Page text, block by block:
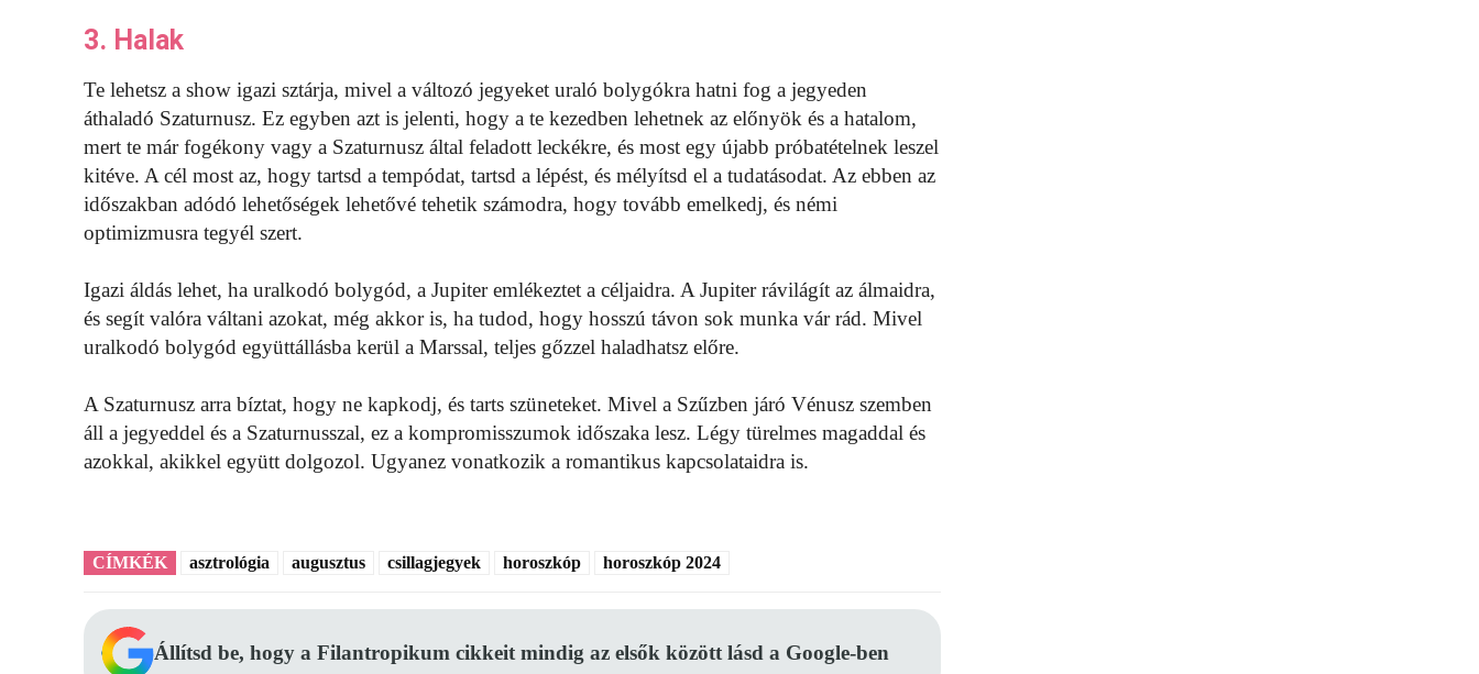
3. Halak
Te lehetsz a show igazi sztárja, mivel a változó jegyeket uraló bolygókra hatni fog a jegyeden
áthaladó Szaturnusz. Ez egyben azt is jelenti, hogy a te kezedben lehetnek az előnyök és a hatalom,
mert te már fogékony vagy a Szaturnusz által feladott leckékre, és most egy újabb próbatételnek leszel
kitéve. A cél most az, hogy tartsd a tempódat, tartsd a lépést, és mélyítsd el a tudatásodat. Az ebben az
időszakban adódó lehetőségek lehetővé tehetik számodra, hogy tovább emelkedj, és némi
optimizmusra tegyél szert.
Igazi áldás lehet, ha uralkodó bolygód, a Jupiter emlékeztet a céljaidra. A Jupiter rávilágít az álmaidra,
és segít valóra váltani azokat, még akkor is, ha tudod, hogy hosszú távon sok munka vár rád. Mivel
uralkodó bolygód együttállásba kerül a Marssal, teljes gőzzel haladhatsz előre.
A Szaturnusz arra bíztat, hogy ne kapkodj, és tarts szüneteket. Mivel a Szűzben járó Vénusz szemben
áll a jegyeddel és a Szaturnusszal, ez a kompromisszumok időszaka lesz. Légy türelmes magaddal és
azokkal, akikkel együtt dolgozol. Ugyanez vonatkozik a romantikus kapcsolataidra is.
CÍMKÉK asztrológia augusztus csillagjegyek horoszkóp horoszkóp 2024
Állítsd be, hogy a Filantropikum cikkeit mindig az elsők között lásd a Google-ben